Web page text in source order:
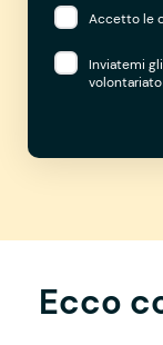
Accetto le
Inviatemi
volontariato
Ecco